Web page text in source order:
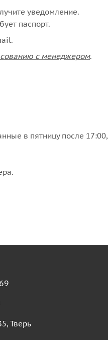
уведомление.
паспорт.
с менеджером.
в пятницу после 17:00,
Тверь